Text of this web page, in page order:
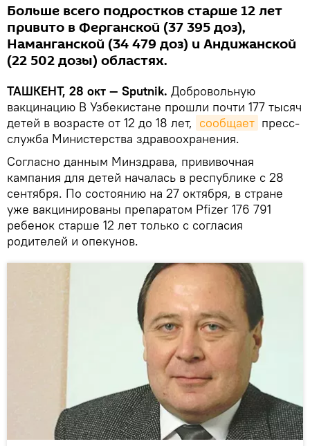
Больше всего подростков старше 12 лет
привито в Ферганской (37 395 доз),
Наманганской (34 479 доз) и Андижанской
(22 502 дозы) областях.
ТАШКЕНТ, 28 окт — Sputnik. Добровольную
вакцинацию В Узбекистане прошли почти 177 тысяч
детей в возрасте от 12 до 18 лет, сообщает пресс-
служба Министерства здравоохранения.
Согласно данным Минздрава, прививочная
кампания для детей началась в республике с 28
сентября. По состоянию на 27 октября, в стране
уже вакцинированы препаратом Pfizer 176 791
ребенок старше 12 лет только с согласия
родителей и опекунов.